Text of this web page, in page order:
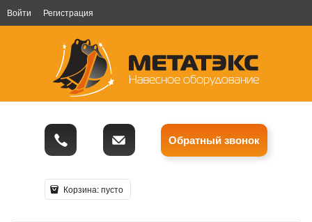
Войти Регистрация
Обратный звонок
Корзина:пусто